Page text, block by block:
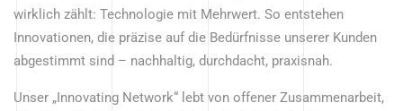
wirklich zählt: Technologie mit Mehrwert. So entstehen
Innovationen, die präzise auf die Bedürfnisse unserer Kunden
abgestimmt sind – nachhaltig, durchdacht, praxisnah.
Unser „Innovating Network“ lebt von offener Zusammenarbeit,